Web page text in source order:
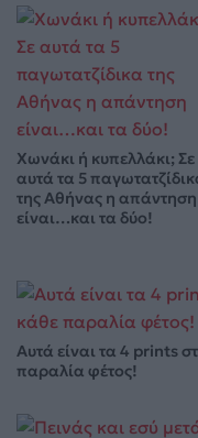
Χωνάκι ή κυπελλάκι; Σε
αυτά τα 5
της Αθήνας η απάντηση
είναι…και τα δύο!
Αυτά είναι τα 4 prints
παραλία φέτος!